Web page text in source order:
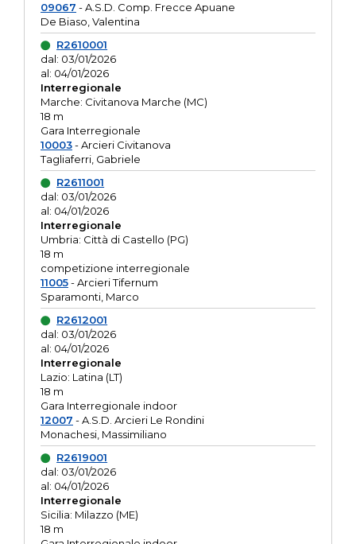
09067 - A.S.D. Comp. Frecce Apuane
De Biaso, Valentina
R2610001
dal: 03/01/2026
al: 04/01/2026
Interregionale
Marche: Civitanova Marche (MC)
18 m
Gara Interregionale
10003- Arcieri Civitanova
Tagliaferri, Gabriele
R2611001
dal: 03/01/2026
al: 04/01/2026
Interregionale
Umbria: Città di Castello (PG)
18 m
competizione interregionale
11005- Arcieri Tifernum
Sparamonti, Marco
R2612001
dal: 03/01/2026
al: 04/01/2026
Interregionale
Lazio: Latina (LT)
18 m
Gara Interregionale indoor
12007 - A.S.D. Arcieri Le Rondini
Monachesi, Massimiliano
R2619001
dal: 03/01/2026
al: 04/01/2026
Interregionale
Sicilia: Milazzo (ME)
18 m